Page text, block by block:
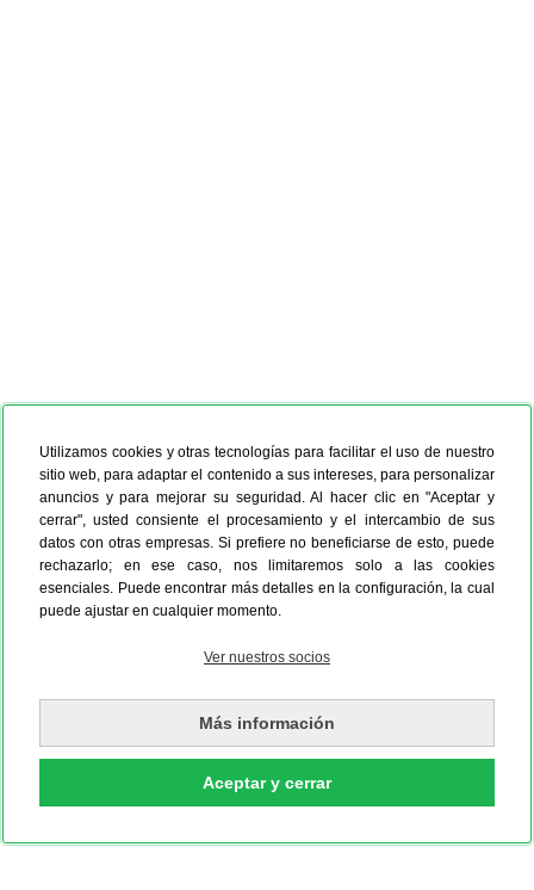
Utilizamos cookies y otras tecnologías para facilitar el uso de nuestro
sitio web, para adaptar el contenido a sus intereses, para personalizar
anuncios y para mejorar su seguridad. Al hacer clic en "Aceptar y
cerrar", usted consiente el procesamiento y el intercambio de sus
datos con otras empresas. Si prefiere no beneficiarse de esto, puede
rechazarlo; en ese caso, nos limitaremos solo a las cookies
esenciales. Puede encontrar más detalles en la configuración, la cual
puede ajustar en cualquier momento.
Ver nuestros socios
Más información
Aceptar y cerrar